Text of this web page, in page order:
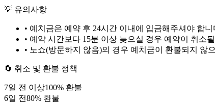
💡 유의사항
• 예치금은 예약 후 24시간 이내에 입금해주셔야 합니
• 예약 시간보다 15분 이상 늦으실 경우 예약이 취소
• 노쇼(방문하지 않음)의 경우 예치금이 환불되지 않
🔄 취소 및 환불 정책
7일 전 이상100% 환불
6일 전80% 환불